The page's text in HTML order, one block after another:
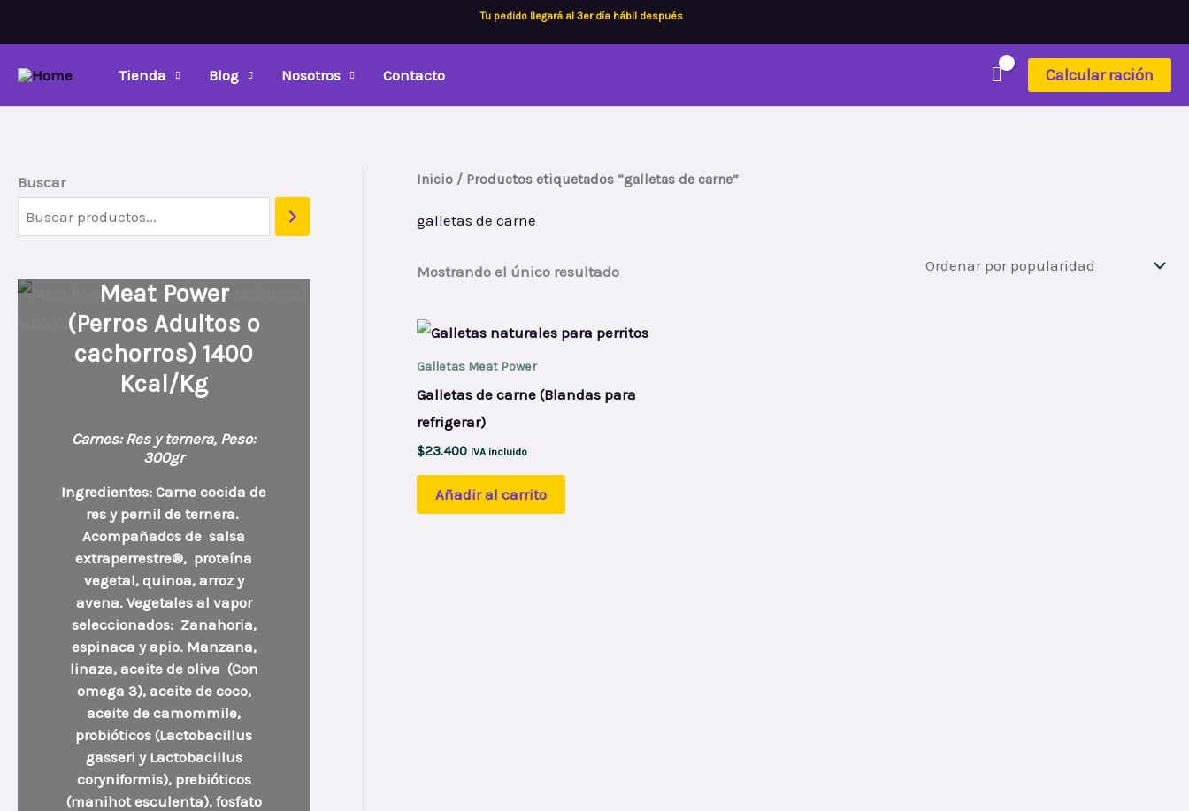
al
contenido
Tu pedido llegará al 3er día hábil después
Tienda Blog Nosotros Contacto Calcular ración
Buscar
Meat Power
(Perros Adultos o
cachorros) 1400
Kcal/Kg
Carnes: Res y ternera, Peso:
300gr
Ingredientes: Carne cocida de
res y pernil de ternera.
Acompañados de salsa
extraperrestre®, proteína
vegetal, quinoa, arroz y
avena. Vegetales al vapor
seleccionados: Zanahoria,
espinaca y apio. Manzana,
linaza, aceite de oliva (Con
omega 3), aceite de coco,
aceite de camommile,
probióticos (Lactobacillus
gasseri y Lactobacillus
coryniformis), prebióticos
(manihot esculenta), fosfato
Inicio / Productos etiquetados “galletas de carne”
galletas de carne
Mostrando el único resultado
Galletas Meat Power
Galletas de carne (Blandas para
refrigerar)
$23.400 IVA incluido
Añadir al carrito